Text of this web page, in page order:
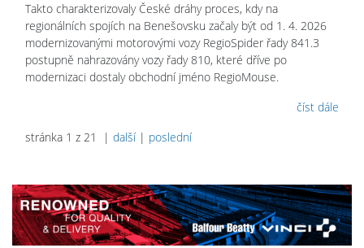
Takto charakterizovaly České dráhy proces, kdy na
regionálních spojích na Benešovsku začaly být od 1. 4. 2026
modernizovanými motorovými vozy RegioSpider řady 841.3
postupně nahrazovány vozy řady 810, které dříve po
modernizaci dostaly obchodní jméno RegioMouse.
číst dále
stránka 1 z 21 | další| poslední